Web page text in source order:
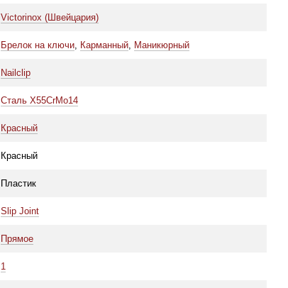
Victorinox (Швейцария)
Брелок на ключи, Карманный, Маникюрный
Nailclip
Сталь X55CrMo14
Красный
Красный
Пластик
Slip Joint
Прямое
1